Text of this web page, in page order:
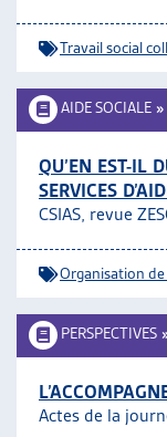
Travail social
AIDE SOCIALE »
QU’EN EST-IL
SERVICES
CSIAS, revue
Organisation
PERSPECTIVES
Actes de la